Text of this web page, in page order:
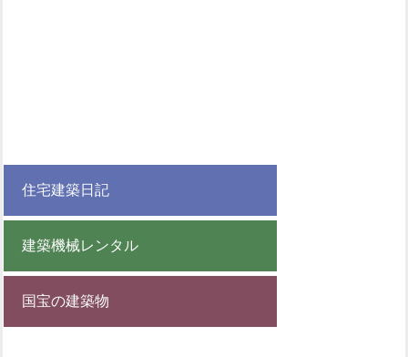
住宅建築日記
建築機械レンタル
国宝の建築物